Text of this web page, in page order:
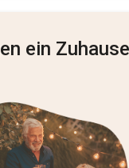
ein Zuhause